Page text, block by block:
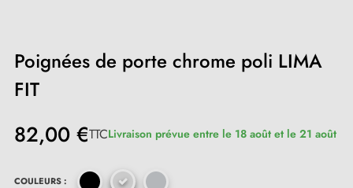
Poignées de porte chrome poli LIMA
FIT
82,00 €TTCLivraison prévue entre le 18 août et le 21 août
COULEURS :